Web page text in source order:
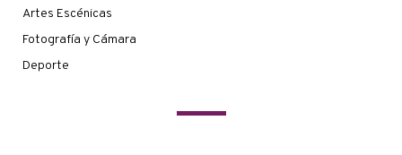
Artes Escénicas
Fotografía y Cámara
Deporte